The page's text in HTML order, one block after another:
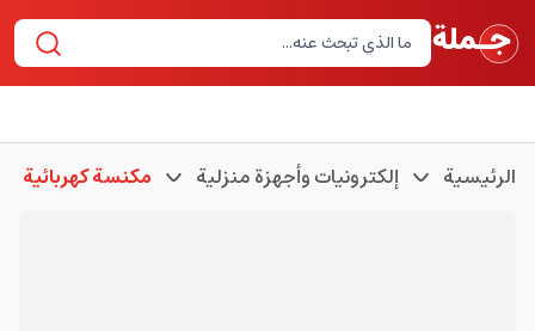
الرئيسية إلكترونيات وأجهزة منزلية مكنسة كهربائية